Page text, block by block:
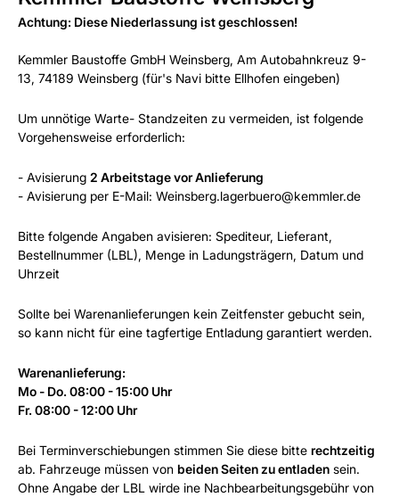
Achtung: Diese Niederlassung ist geschlossen!
Kemmler Baustoffe GmbH Weinsberg, Am Autobahnkreuz 9-
13, 74189 Weinsberg (für's Navi bitte Ellhofen eingeben)
Um unnötige Warte- Standzeiten zu vermeiden, ist folgende
Vorgehensweise erforderlich:
- Avisierung 2 Arbeitstage vor Anlieferung
- Avisierung per E-Mail: Weinsberg.lagerbuero@kemmler.de
Bitte folgende Angaben avisieren: Spediteur, Lieferant,
Bestellnummer (LBL), Menge in Ladungsträgern, Datum und
Uhrzeit
Sollte bei Warenanlieferungen kein Zeitfenster gebucht sein,
so kann nicht für eine tagfertige Entladung garantiert werden.
Warenanlieferung:
Mo - Do. 08:00 - 15:00 Uhr
Fr. 08:00 - 12:00 Uhr
Bei Terminverschiebungen stimmen Sie diese bitte rechtzeitig
ab. Fahrzeuge müssen von beiden Seiten zu entladen sein.
Ohne Angabe der LBL wirde ine Nachbearbeitungsgebühr von